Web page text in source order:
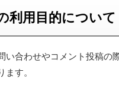
利用目的について
い合わせやコメント投稿の
す。